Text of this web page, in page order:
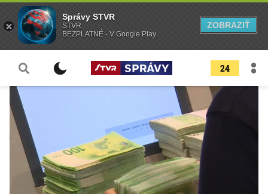
24
Správy STVR
STVR
BEZPLATNÉ - V Google Play
ZOBRAZIŤ